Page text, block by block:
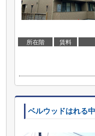
所在階 賃料
ベルウッドはれる